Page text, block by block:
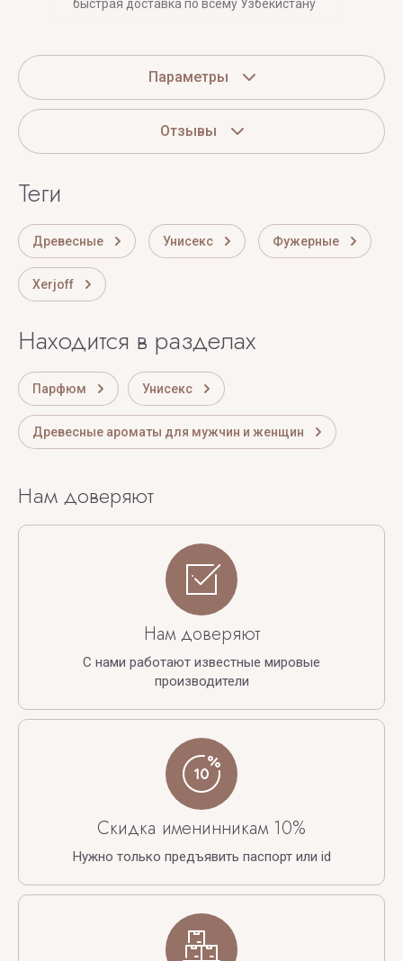
быстрая доставка по всему Узбекистану
Параметры
Отзывы
теги
Древесные Унисекс Фужерные
Xerjoff
Находится в разделах
Парфюм Унисекс
Древесные ароматы для мужчин и женщин
Нам доверяют
Нам доверяют
С нами работают известные мировые
производители
Скидка именинникам 10%
Нужно только предъявить паспорт или id